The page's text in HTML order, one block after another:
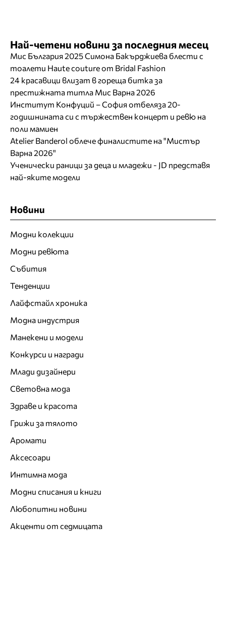
Най-четени новини за последния месец
Мис България 2025 Симона Бакърджиева блести с
тоалети Haute couture от Bridal Fashion
24 красавици влизат в гореща битка за
престижната титла Мис Варна 2026
Институт Конфуций – София отбеляза 20-
годишнината си с тържествен концерт и ревю на
поли мамиен
Atelier Banderol облече финалистите на "Мистър
Варна 2026"
Ученически раници за деца и младежи - JD представя
най-яките модели
Новини
Модни колекции
Модни ревюта
Събития
Тенденции
Лайфстайл хроника
Модна индустрия
Манекени и модели
Конкурси и награди
Млади дизайнери
Световна мода
Здраве и красота
Грижи за тялото
Аромати
Аксесоари
Интимна мода
Модни списания и книги
Любопитни новини
Акценти от седмицата